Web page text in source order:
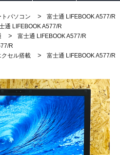
トパソコン >
富士通 LIFEBOOK A577/R
通 LIFEBOOK A577/R
>
富士通 LIFEBOOK A577/R
R
クセル搭載 > 富士通 LIFEBOOK A577/R